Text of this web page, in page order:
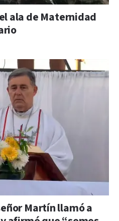
ala de Maternidad
Martín llamó a